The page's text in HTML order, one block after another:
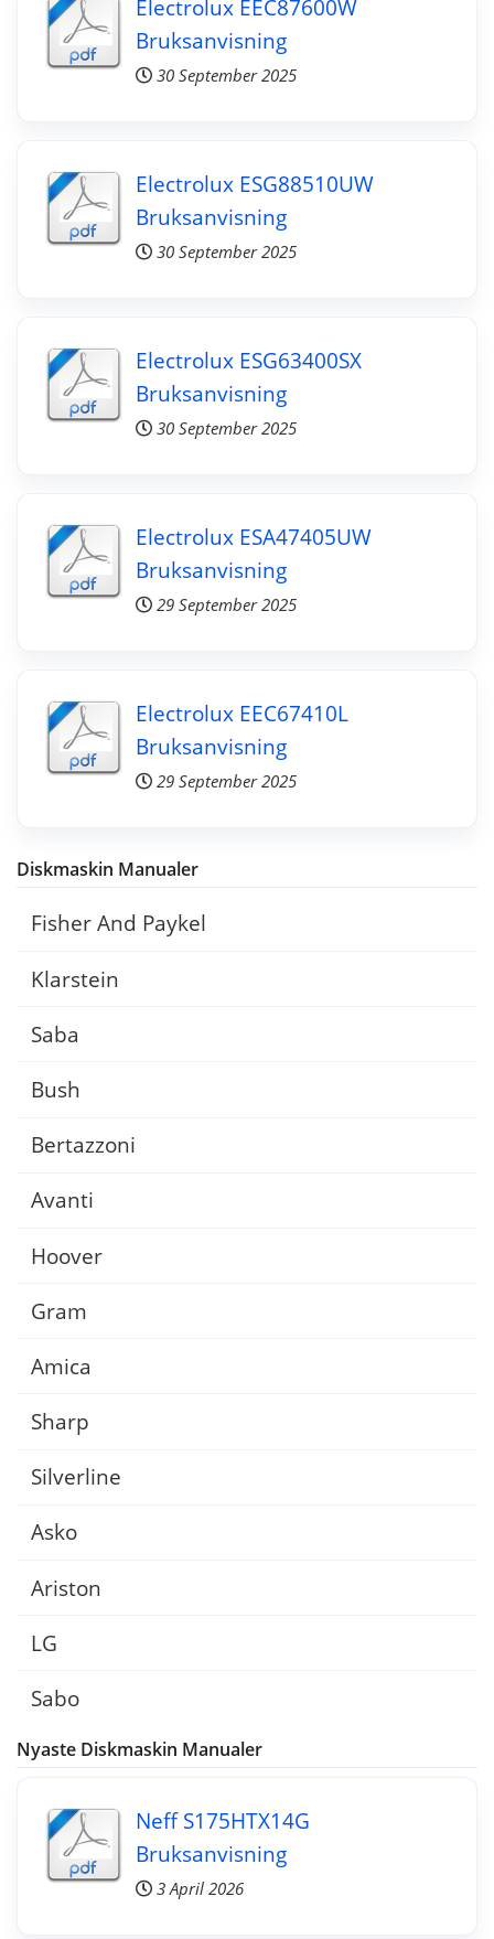
Electrolux EEC87600W
Bruksanvisning
30 September 2025
Electrolux ESG88510UW
Bruksanvisning
30 September 2025
Electrolux ESG63400SX
Bruksanvisning
30 September 2025
Electrolux ESA47405UW
Bruksanvisning
29 September 2025
Electrolux EEC67410L
Bruksanvisning
29 September 2025
Diskmaskin Manualer
Fisher And Paykel
Klarstein
Saba
Bush
Bertazzoni
Avanti
Hoover
Gram
Amica
Sharp
Silverline
Asko
Ariston
LG
Sabo
Nyaste Diskmaskin Manualer
Neff S175HTX14G
Bruksanvisning
3 April 2026